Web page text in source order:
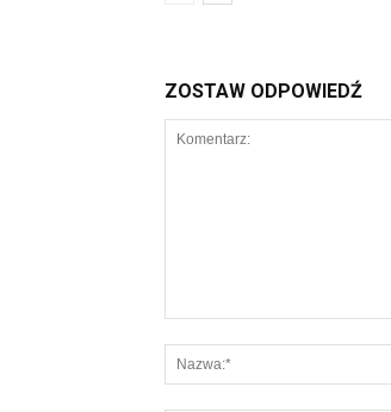
ZOSTAW ODPOWIEDŹ